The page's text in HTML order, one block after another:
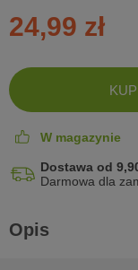
24,99 zł
W magazynie
Dostawa od
Darmowa dla
Opis